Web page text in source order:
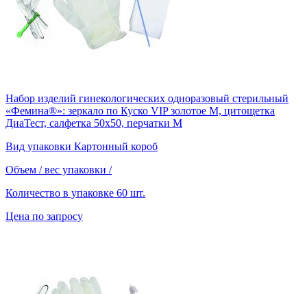
Набор изделий гинекологических одноразовый стерильный
«Фемина®»: зеркало по Куско VIP золотое M, цитощетка
ДиаТест, салфетка 50х50, перчатки М
Вид упаковки Картонный короб
Объем / вес упаковки /
Количество в упаковке 60 шт.
Цена по запросу